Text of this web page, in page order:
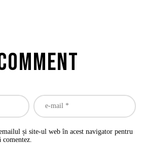
și site-ul web în acest navigator pentru